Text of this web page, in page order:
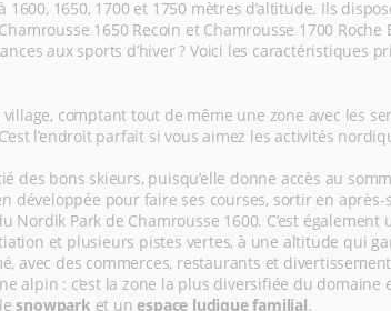
1650, 1700 et 1750 mètres d’altitude. Ils
1650 Recoin et Chamrousse 1700
aux sports d’hiver ? Voici les
comptant tout de même une zone avec les
l’endroit parfait si vous aimez les activités
des bons skieurs, puisqu’elle donne accès au
développée pour faire ses courses, sortir en après-
Nordik Park de Chamrousse 1600. C’est
et plusieurs pistes vertes, à une altitude qui
avec des commerces, restaurants et
alpin : c’est la zone la plus diversifiée du domaine
snowparket unespace ludique familial.